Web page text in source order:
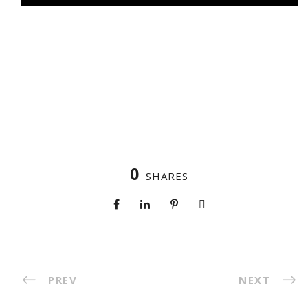
0 SHARES
PREV NEXT